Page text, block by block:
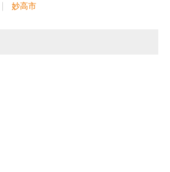
妙高市